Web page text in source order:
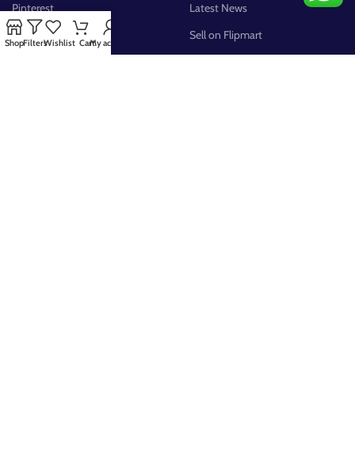
Pinterest
FB Group
Latest News
Sell on Flipmart
ShopFiltersWishlist CartMy account